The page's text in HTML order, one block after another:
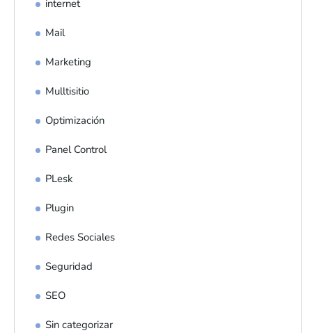
internet
Mail
Marketing
Mulltisitio
Optimización
Panel Control
PLesk
Plugin
Redes Sociales
Seguridad
SEO
Sin categorizar